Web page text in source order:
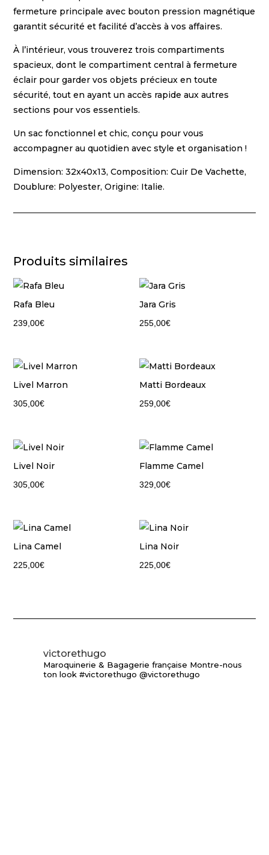
fermeture principale avec bouton pression magnétique
garantit sécurité et facilité d’accès à vos affaires.
À l’intérieur, vous trouverez trois compartiments
spacieux, dont le compartiment central à fermeture
éclair pour garder vos objets précieux en toute
sécurité, tout en ayant un accès rapide aux autres
sections pour vos essentiels.
Un sac fonctionnel et chic, conçu pour vous
accompagner au quotidien avec style et organisation !
Dimension: 32x40x13, Composition: Cuir De Vachette,
Doublure: Polyester, Origine: Italie.
Produits similaires
Rafa Bleu
239,00€
Jara Gris
255,00€
Livel Marron
305,00€
Matti Bordeaux
259,00€
Livel Noir
305,00€
Flamme Camel
329,00€
Lina Camel
225,00€
Lina Noir
225,00€
victorethugo
Maroquinerie & Bagagerie française Montre-nous
ton look #victorethugo @victorethugo